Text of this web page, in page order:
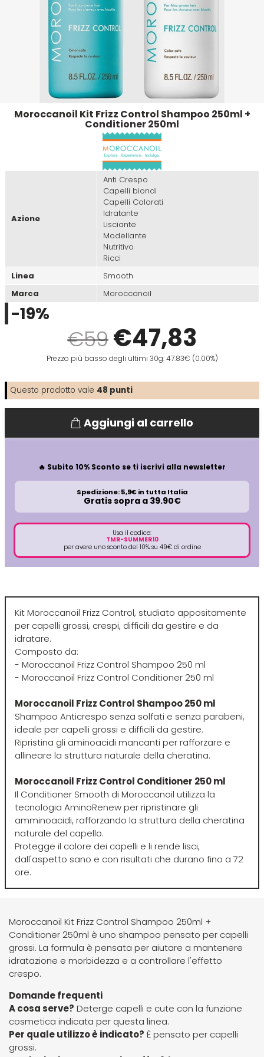
Artego
Arya
Ascèt
Astra
Colorpack
Comprof
Corioliss
Cosmethic
Davines
Directions
Dr.K Soap Company
Dyson
E
Elgon
Elios
Estas
Estiwell
Eugène Perma
Euro Marbel
Euro Stil
Euromax
F-G-H
FANOLA
FARMACA INTERNATIONAL
Farmagan
FarmaVita
Floid
Four Reasons
GAMMAPIÙ
ghd
Giusy Hold
GOLDWELL
Hair Tech
Hennatech
I-J-K
INSight
INTERCOSMO
Invisibobble
JOICO
JRL
Jvone Milano
Kativa
Kélite
Kemon
Kerastase
Emulsioni Ossidanti
Emulsioni Permanenti
Moroccanoil Kit Frizz Control Shampoo 250ml +
Conditioner 250ml
Azione
Anti Crespo
Capelli biondi
Capelli Colorati
Idratante
Lisciante
Modellante
Nutritivo
Ricci
Linea
Smooth
Marca
Moroccanoil
€59€47,83
-19%
Prezzo più basso degli ultimi 30g: 47.83€ (0.00%)
Questo prodotto vale 48 punti
Aggiungi al carrello
🔥 Subito 10% Sconto se ti iscrivi alla newsletter
Spedizione: 5,9€ in tutta Italia
Gratis sopra a 39.90€
Usa il codice:
TMR-SUMMER10
per avere uno sconto del 10% su 49€ di ordine
Kit Moroccanoil Frizz Control, studiato appositamente
per capelli grossi, crespi, difficili da gestire e da
idratare.
Composto da:
- Moroccanoil Frizz Control Shampoo 250 ml
- Moroccanoil Frizz Control Conditioner 250 ml
Moroccanoil Frizz Control Shampoo 250 ml
Shampoo Anticrespo senza solfati e senza parabeni,
ideale per capelli grossi e difficili da gestire.
Ripristina gli aminoacidi mancanti per rafforzare e
allineare la struttura naturale della cheratina.
Moroccanoil Frizz Control Conditioner 250 ml
Il Conditioner Smooth di Moroccanoil utilizza la
tecnologia AminoRenew per ripristinare gli
amminoacidi, rafforzando la struttura della cheratina
naturale del capello.
Protegge il colore dei capelli e li rende lisci,
dall'aspetto sano e con risultati che durano fino a 72
ore.
Moroccanoil Kit Frizz Control Shampoo 250ml +
Conditioner 250ml è uno shampoo pensato per capelli
grossi. La formula è pensata per aiutare a mantenere
idratazione e morbidezza e a controllare l'effetto
crespo.
Domande frequenti
A cosa serve? Deterge capelli e cute con la funzione
cosmetica indicata per questa linea.
Per quale utilizzo è indicato? È pensato per capelli
grossi.